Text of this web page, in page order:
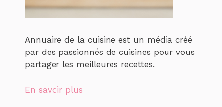
Annuaire de la cuisine est un média créé
par des passionnés de cuisines pour vous
partager les meilleures recettes.
En savoir plus